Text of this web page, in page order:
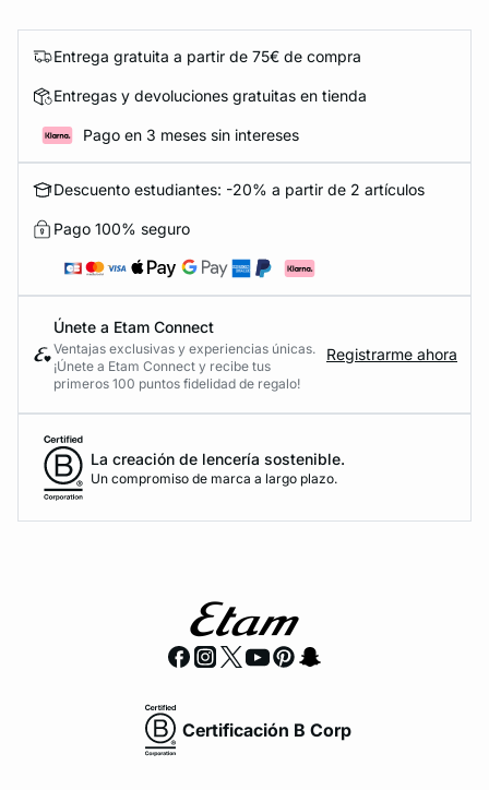
Entrega gratuita a partir de 75€ de compra
Entregas y devoluciones gratuitas en tienda
Pago en 3 meses sin intereses
Descuento estudiantes: -20% a partir de 2 artículos
Pago 100% seguro
Únete a Etam Connect
Ventajas exclusivas y experiencias únicas.
¡Únete a Etam Connect y recibe tus
primeros 100 puntos fidelidad de regalo!
Registrarme ahora
La creación de lencería sostenible.
Un compromiso de marca a largo plazo.
Certificación B Corp